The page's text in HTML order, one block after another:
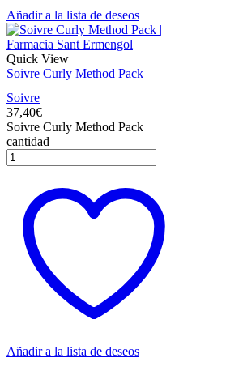
Añadir a la lista de deseos
Quick View
Soivre Curly Method Pack
Soivre
37,40€
Soivre Curly Method Pack
cantidad
Añadir a la lista de deseos